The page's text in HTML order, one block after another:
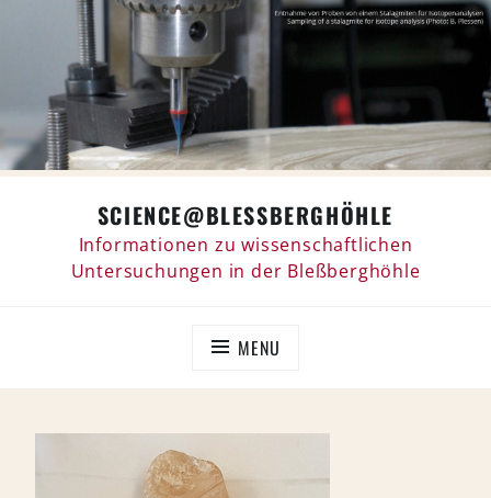
SCIENCE@BLESSBERGHÖHLE
Informationen zu wissenschaftlichen
Untersuchungen in der Bleßberghöhle
MENU